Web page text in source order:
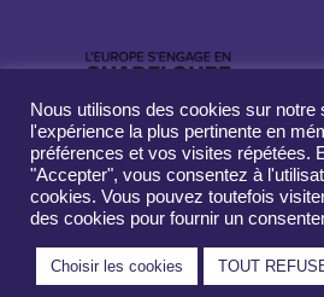
© 2026 Oidaneos - Tous droits
Nous utilisons des cookies sur notre
l'expérience la plus pertinente en
préférences et vos visites répétées.
"Accepter", vous consentez à
cookies. Vous pouvez toutefois
des cookies pour fournir un
Choisir les cookies TOUT